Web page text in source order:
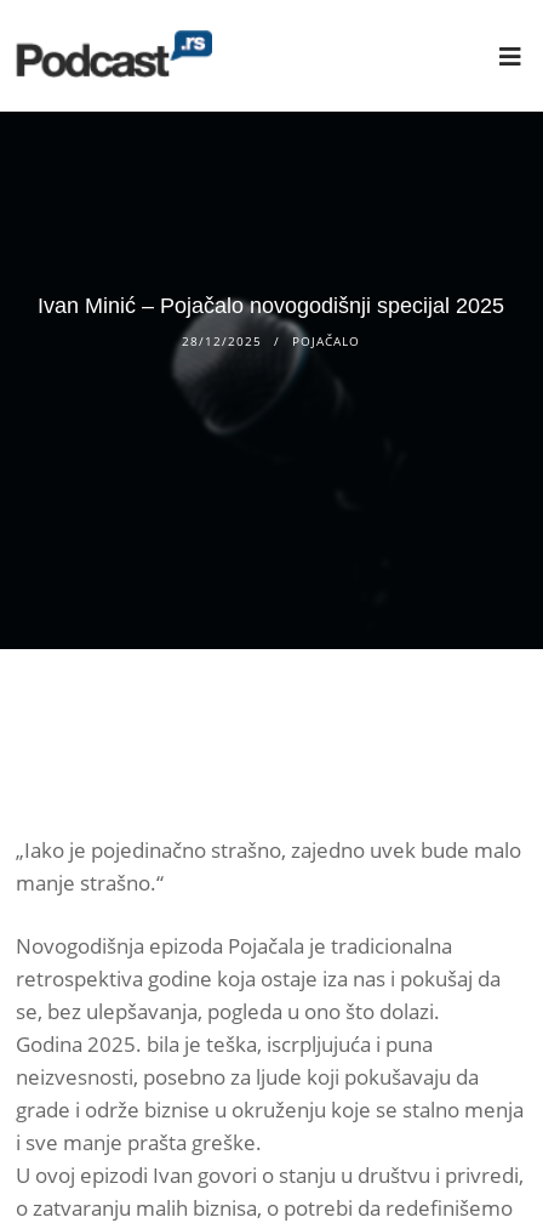
Ivan Minić – Pojačalo novogodišnji specijal 2025
28/12/2025 POJAČALO
„Iako je pojedinačno strašno, zajedno uvek bude malo
manje strašno.“
Novogodišnja epizoda Pojačala je tradicionalna
retrospektiva godine koja ostaje iza nas i pokušaj da
se, bez ulepšavanja, pogleda u ono što dolazi.
Godina 2025. bila je teška, iscrpljujuća i puna
neizvesnosti, posebno za ljude koji pokušavaju da
grade i održe biznise u okruženju koje se stalno menja
i sve manje prašta greške.
U ovoj epizodi Ivan govori o stanju u društvu i privredi,
o zatvaranju malih biznisa, o potrebi da redefinišemo